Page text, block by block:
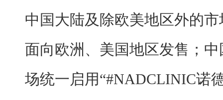
中国大陆及除欧美地区外的
面向欧洲、美国地区发售；
场统一启用“#NADCLINIC诺